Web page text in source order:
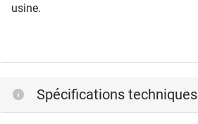
usine.
Spécifications techniques